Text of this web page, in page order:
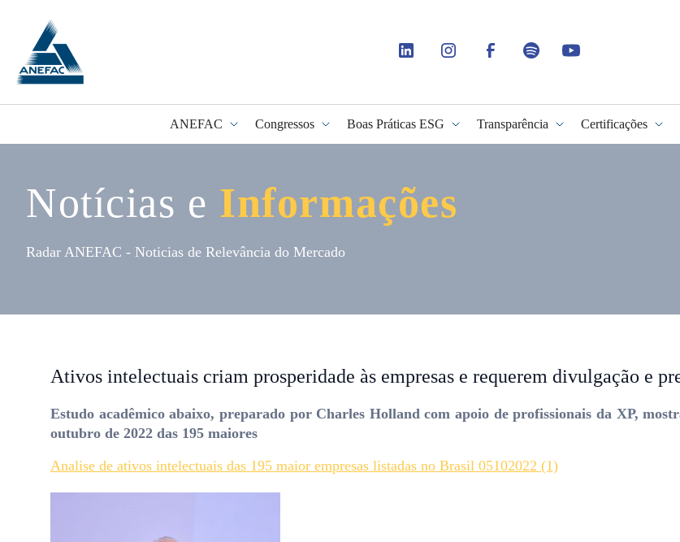
ANEFAC Congressos
Programa Fidelidade
Boas Práticas ESG Transparência Certificações
Notícias e Informações
Radar ANEFAC - Noticias de Relevância do Mercado
Ativos intelectuais criam prosperidade às empresas e requerem divulgação e
Estudo acadêmico abaixo, preparado por Charles Holland com apoio de profissionais da XP,
outubro de 2022 das 195 maiores
Analise de ativos intelectuais das 195 maior empresas listadas no Brasil 05102022 (1)